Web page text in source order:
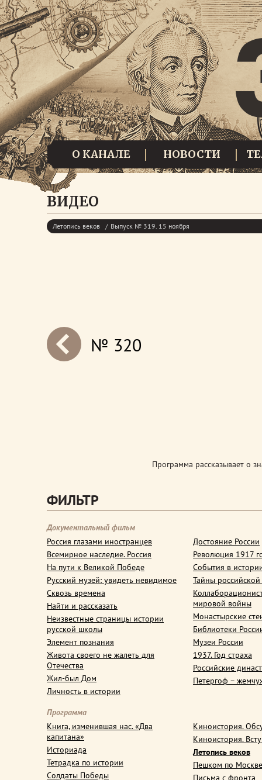
О КАНАЛЕ НОВОСТИ
ВИДЕО
Летопись веков Выпуск № 319. 15 ноября
next№ 320
Программа рассказывает о
ФИЛЬТР
Документальный фильм
Россия глазами иностранцев
Всемирное наследие. Россия
На пути к Великой Победе
Русский музей: увидеть невидимое
Сквозь времена
Найти и рассказать
Неизвестные страницы истории
русской школы
Элемент познания
Живота своего не жалеть для
Отечества
Жил-был Дом
Личность в истории
Достояние России
Революция 1917
События в
Тайны
мировой войны
Монастырские
Библиотеки
Музеи России
1937. Год страха
Российские
Петергоф –
Программа
Книга, изменившая нас. «Два
капитана»
Историада
Тетрадка по истории
Солдаты Победы
Киноистория.
Киноистория.
Летопись веков
Пешком по Москве
Письма с фронта